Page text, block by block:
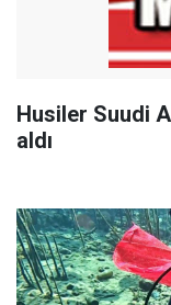
Husiler Suudi
aldı